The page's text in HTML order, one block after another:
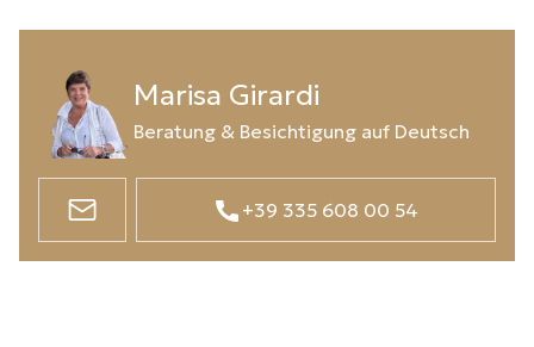
Marisa Girardi
Beratung & Besichtigung auf Deutsch
+39 335 608 00 54